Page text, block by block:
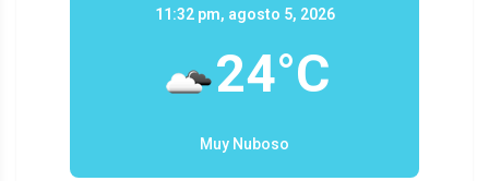
11:32 pm, agosto 5, 2026
24°C
Muy Nuboso